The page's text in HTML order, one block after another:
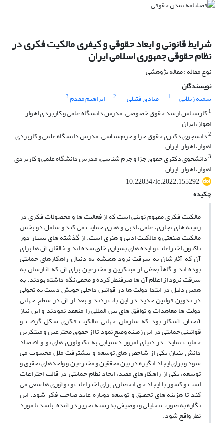
شرایط قانونی و ابعاد حقوقی و کیفری مالکیت فکری در
نظام حقوقی جمهوری اسلامی ایران
نوع مقاله : مقاله پژوهشی
نویسندگان
سمیه زیلابی
1 صادق فتیلی 2 ابراهیم مقدم3
1کارشناس ارشد حقوق خصوصی، مدرس دانشگاه علمی و کاربردی اهواز،
اهواز، ایران
2دانشجوی دکتری حقوق جزا و جرم‌شناسی، مدرس دانشگاه علمی و کاربردی
اهواز، اهواز، ایران
3دانشجوی دکتری حقوق جزا و جرم شناسی، مدرس دانشگاه علمی و کاربردی
اهواز، اهواز، ایران
10.22034/lc.2022.155292
چکیده
مالکیت فکری مفهوم نوینی است که از فعالیت ها و محصولات فکری در
زمینه های تجاری، علمی، ادبی و هنری حمایت می کند و شامل دو بخش
مالکیت صنعتی و مالکیت ادبی و هنری است. از گذشته های بسیار دور
تاکنون اختراعات و ایده های بسیاری خلق شده اند و خالقان آن ها برای
آن که آثارشان به سرقت نرود همیشه به دنبال راهکارهای حمایتی
بوده اند و گاهاً بعضی از مبتکرین و مخترعین برای آن که آثارشان به
سرقت نرود از اعلام آن ها صرفنظر کرده و مخفی نگه داشته بودند. به
همین دلیل در ابتدا دولت ها در قوانین داخلی خویش دست به تحولی
در تدوین قوانین جدید در این باب زدند و بعد از آن در سطح جهانی
دولت ها معاهدات و توافق های بین المللی را منعقد نمودند و این نیاز
آنچنان آشکار بود که سازمان جهانی مالکیت فکری شکل گرفت و
قوانینی حمایتی در این زمینه وضع نمود تا از حقوق مخترعین و مبتکرین
حمایت نماید. در دنیای امروز دستیابی به تکنولوژی های نو و اقتصاد
دانش بنیان یکی از شاخص های توسعه و پیشترفت ملل محسوب می
شود و برای ایجاد انگیزه در بین محققین و مخترعین و واحدهای تحقیق و
توسعه، یکی از راهکارهای مفید، ایجاد نظام حمایتی در قالب اختراعات
است و کشور با ایجاد حق انحصاری برای اختراعات و نوآوری ها سعی می
کند تا هزینه های تحقیق و توسعه دوباره عاید صاحب فکر شود. این
نگاره به صورت تحلیلی و توصیفی به رشته تحریر در آمده، باشد تا مورد
نظر واقع شود.